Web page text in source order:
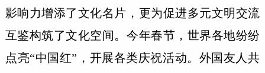
影响力增添了文化名片，更为促进多元文明交流
互鉴构筑了文化空间。今年春节，世界各地纷纷
点亮“中国红”，开展各类庆祝活动。外国友人共